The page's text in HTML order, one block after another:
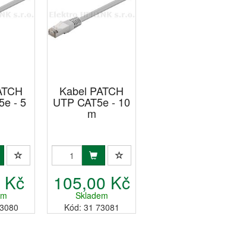
- 5
Kabel PATCH
UTP CAT5e - 10
m
105,00 Kč
Skladem
Kód: 31 73081